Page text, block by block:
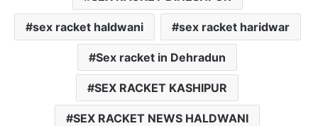
sex racket haldwani sex racket haridwar
Sex racket in Dehradun
SEX RACKET KASHIPUR
SEX RACKET NEWS HALDWANI